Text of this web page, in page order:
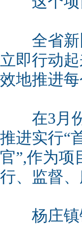
全省新旧
立即行动
效地推进
在3月份
推进实行“
官”,作为项
行、监督、
杨庄镇镇